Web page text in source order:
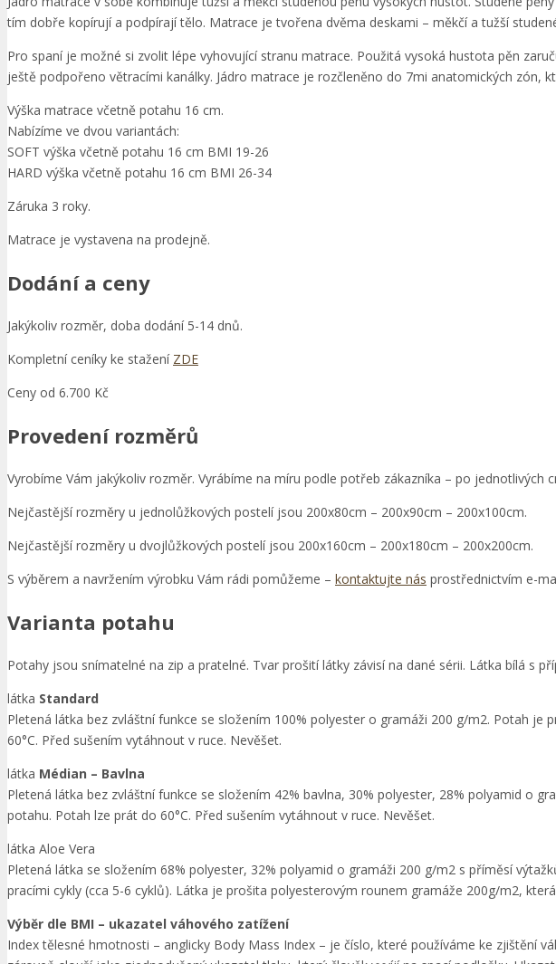
tím dobře kopírují a podpírají tělo. Matrace je tvořena dvěma deskami – měkčí a tužší
Pro spaní je možné si zvolit lépe vyhovující stranu matrace. Použitá vysoká hustota pěn
ještě podpořeno větracími kanálky. Jádro matrace je rozčleněno do 7mi anatomických zón,
Výška matrace včetně potahu 16 cm.
Nabízíme ve dvou variantách:
SOFT výška včetně potahu 16 cm BMI 19-26
HARD výška včetně potahu 16 cm BMI 26-34
Záruka 3 roky.
Matrace je vystavena na prodejně.
Dodání a ceny
Jakýkoliv rozměr, doba dodání 5-14 dnů.
Kompletní ceníky ke stažení ZDE
Ceny od 6.700 Kč
Provedení rozměrů
Vyrobíme Vám jakýkoliv rozměr. Vyrábíme na míru podle potřeb zákazníka – po jednotlivých
Nejčastější rozměry u jednolůžkových postelí jsou 200x80cm – 200x90cm – 200x100cm.
Nejčastější rozměry u dvojlůžkových postelí jsou 200x160cm – 200x180cm – 200x200cm.
S výběrem a navržením výrobku Vám rádi pomůžeme – kontaktujte nás prostřednictvím e-
Varianta potahu
Potahy jsou snímatelné na zip a pratelné. Tvar prošití látky závisí na dané sérii. Látka bílá s
látka Standard
Pletená látka bez zvláštní funkce se složením 100% polyester o gramáži 200 g/m2. Potah
60°C. Před sušením vytáhnout v ruce. Nevěšet.
látka Médian – Bavlna
Pletená látka bez zvláštní funkce se složením 42% bavlna, 30% polyester, 28% polyamid o
potahu. Potah lze prát do 60°C. Před sušením vytáhnout v ruce. Nevěšet.
látka Aloe Vera
Pletená látka se složením 68% polyester, 32% polyamid o gramáži 200 g/m2 s příměsí
pracími cykly (cca 5-6 cyklů). Látka je prošita polyesterovým rounem gramáže 200g/m2,
Výběr dle BMI – ukazatel váhového zatížení
Index tělesné hmotnosti – anglicky Body Mass Index – je číslo, které používáme ke zjištění